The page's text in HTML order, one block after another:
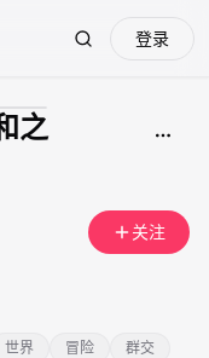
Search登录
容之
关注
世界 冒险
群交